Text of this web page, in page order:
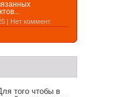
| Нет коммент.
того чтобы в